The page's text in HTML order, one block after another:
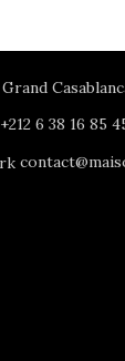
Grand
+212 6 38 16 85